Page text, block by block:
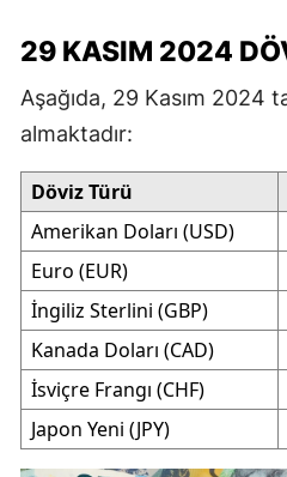
29 KASIM 2024
Aşağıda, 29 Kasım 2024
almaktadır:
Döviz Türü
Amerikan Doları (USD)
Euro (EUR)
İngiliz Sterlini (GBP)
Kanada Doları (CAD)
İsviçre Frangı (CHF)
Japon Yeni (JPY)